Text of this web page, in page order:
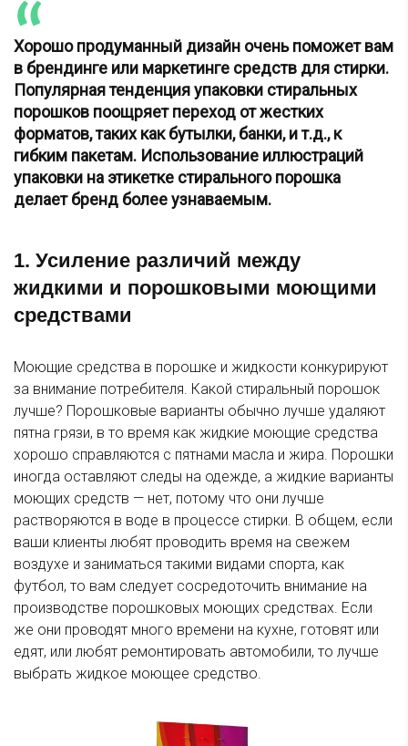
Хорошо продуманный дизайн очень поможет вам
в брендинге или маркетинге средств для стирки.
Популярная тенденция упаковки стиральных
порошков поощряет переход от жестких
форматов, таких как бутылки, банки, и т.д., к
гибким пакетам. Использование иллюстраций
упаковки на этикетке стирального порошка
делает бренд более узнаваемым.
1. Усиление различий между
жидкими и порошковыми моющими
средствами
Моющие средства в порошке и жидкости конкурируют
за внимание потребителя. Какой стиральный порошок
лучше? Порошковые варианты обычно лучше удаляют
пятна грязи, в то время как жидкие моющие средства
хорошо справляются с пятнами масла и жира. Порошки
иногда оставляют следы на одежде, а жидкие варианты
моющих средств — нет, потому что они лучше
растворяются в воде в процессе стирки. В общем, если
ваши клиенты любят проводить время на свежем
воздухе и заниматься такими видами спорта, как
футбол, то вам следует сосредоточить внимание на
производстве порошковых моющих средствах. Если
же они проводят много времени на кухне, готовят или
едят, или любят ремонтировать автомобили, то лучше
выбрать жидкое моющее средство.